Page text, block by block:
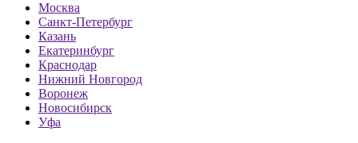
Москва
Санкт-Петербург
Казань
Екатеринбург
Краснодар
Нижний Новгород
Воронеж
Новосибирск
Уфа